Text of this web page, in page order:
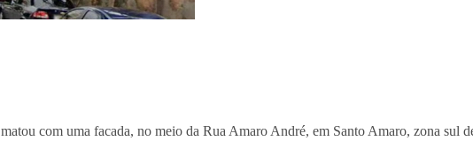
matou com uma facada, no meio da Rua Amaro André, em Santo Amaro, zona sul